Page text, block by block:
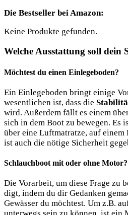
Die Best­sel­ler bei Amazon:
Kei­ne Pro­duk­te gefunden.
Welche Ausstattung soll dein
Möchtest du einen Einlegeboden?
Ein Ein­le­ge­bo­den bringt eini­ge
wesent­li­chen ist, dass die
wird. Außer­dem fällt es einem
sich in dem Boot zu bewe­gen. Es
über eine Luft­ma­trat­ze, auf
ist auch die nöti­ge Sicher­heit
Schlauchboot mit oder ohne Motor?
Die Vor­ar­beit, um die­se Fra­ge zu
digt, indem du dir Gedan­ken
Gewäs­ser du möch­test. Um z.B.